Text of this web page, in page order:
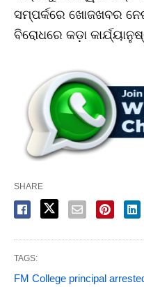
ସମ୍ପର୍କରେ ଖୋଜଖବର
ବିରୋଧରେ କଡ଼ା
SHARE
TAGS:
FM College principal